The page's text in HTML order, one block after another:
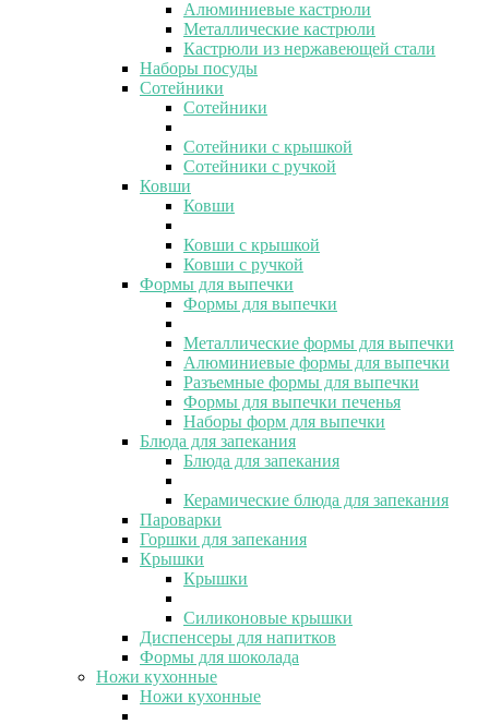
Алюминиевые кастрюли
Металлические кастрюли
Кастрюли из нержавеющей стали
Наборы посуды
Сотейники
Сотейники
Сотейники с крышкой
Сотейники с ручкой
Ковши
Ковши
Ковши с крышкой
Ковши с ручкой
Формы для выпечки
Формы для выпечки
Металлические формы для выпечки
Алюминиевые формы для выпечки
Разъемные формы для выпечки
Формы для выпечки печенья
Наборы форм для выпечки
Блюда для запекания
Блюда для запекания
Керамические блюда для запекания
Пароварки
Горшки для запекания
Крышки
Крышки
Силиконовые крышки
Диспенсеры для напитков
Формы для шоколада
Ножи кухонные
Ножи кухонные